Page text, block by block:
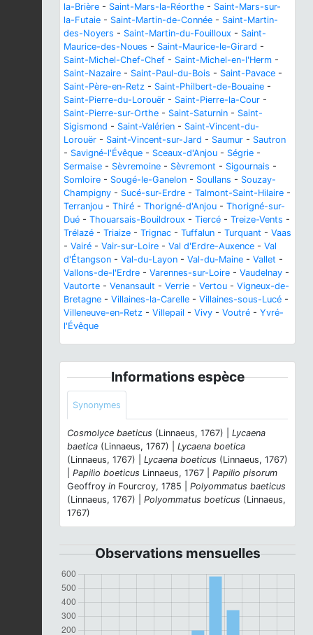
la-Brière - Saint-Mars-la-Réorthe - Saint-Mars-sur-
la-Futaie - Saint-Martin-de-Connée - Saint-Martin-
des-Noyers - Saint-Martin-du-Fouilloux - Saint-
Maurice-des-Noues - Saint-Maurice-le-Girard -
Saint-Michel-Chef-Chef - Saint-Michel-en-l'Herm -
Saint-Nazaire - Saint-Paul-du-Bois - Saint-Pavace -
Saint-Père-en-Retz - Saint-Philbert-de-Bouaine -
Saint-Pierre-du-Lorouër - Saint-Pierre-la-Cour -
Saint-Pierre-sur-Orthe - Saint-Saturnin - Saint-
Sigismond - Saint-Valérien - Saint-Vincent-du-
Lorouër - Saint-Vincent-sur-Jard - Saumur - Sautron
- Savigné-l'Évêque - Sceaux-d'Anjou - Ségrie -
Sermaise - Sèvremoine - Sèvremont - Sigournais -
Somloire - Sougé-le-Ganelon - Soullans - Souzay-
Champigny - Sucé-sur-Erdre - Talmont-Saint-Hilaire -
Terranjou - Thiré - Thorigné-d'Anjou - Thorigné-sur-
Dué - Thouarsais-Bouildroux - Tiercé - Treize-Vents -
Trélazé - Triaize - Trignac - Tuffalun - Turquant - Vaas
- Vairé - Vair-sur-Loire - Val d'Erdre-Auxence - Val
d'Étangson - Val-du-Layon - Val-du-Maine - Vallet -
Vallons-de-l'Erdre - Varennes-sur-Loire - Vaudelnay -
Vautorte - Venansault - Verrie - Vertou - Vigneux-de-
Bretagne - Villaines-la-Carelle - Villaines-sous-Lucé -
Villeneuve-en-Retz - Villepail - Vivy - Voutré - Yvré-
l'Évêque
Informations espèce
Synonymes
Cosmolyce baeticus (Linnaeus, 1767) | Lycaena
baetica (Linnaeus, 1767) | Lycaena boetica
(Linnaeus, 1767) | Lycaena boeticus (Linnaeus, 1767)
Papilio boeticus Linnaeus, 1767 | Papilio pisorum
Geoffroy in Fourcroy, 1785 | Polyommatus baeticus
(Linnaeus, 1767) | Polyommatus boeticus (Linnaeus,
1767)
Observations mensuelles